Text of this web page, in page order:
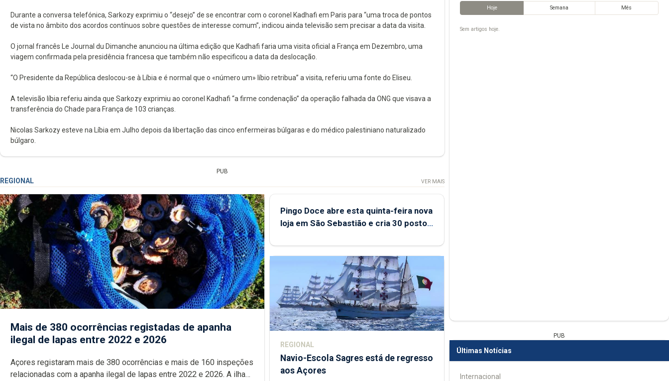
Durante a conversa telefónica, Sarkozy exprimiu o “desejo” de se encontrar com o coronel Kadhafi em Paris para “uma troca de pontos
de vista no âmbito dos acordos contínuos sobre questões de interesse comum”, indicou ainda televisão sem precisar a data da visita.
O jornal francês Le Journal du Dimanche anunciou na última edição que Kadhafi faria uma visita oficial a França em Dezembro, uma
viagem confirmada pela presidência francesa que também não especificou a data da deslocação.
“O Presidente da República deslocou-se à Líbia e é normal que o «número um» líbio retribua” a visita, referiu uma fonte do Eliseu.
A televisão líbia referiu ainda que Sarkozy exprimiu ao coronel Kadhafi “a firme condenação” da operação falhada da ONG que visava a
transferência do Chade para França de 103 crianças.
Nicolas Sarkozy esteve na Líbia em Julho depois da libertação das cinco enfermeiras búlgaras e do médico palestiniano naturalizado
búlgaro.
PUB
REGIONAL VER MAIS
Mais de 380 ocorrências registadas de apanha
ilegal de lapas entre 2022 e 2026
Açores registaram mais de 380 ocorrências e mais de 160 inspeções
relacionadas com a apanha ilegal de lapas entre 2022 e 2026. A ilha
Pingo Doce abre esta quinta-feira nova
loja em São Sebastião e cria 30 postos
REGIONAL
Navio-Escola Sagres está de regresso
aos Açores
Hoje Semana Mês
Sem artigos hoje.
PUB
Últimas Notícias
Internacional